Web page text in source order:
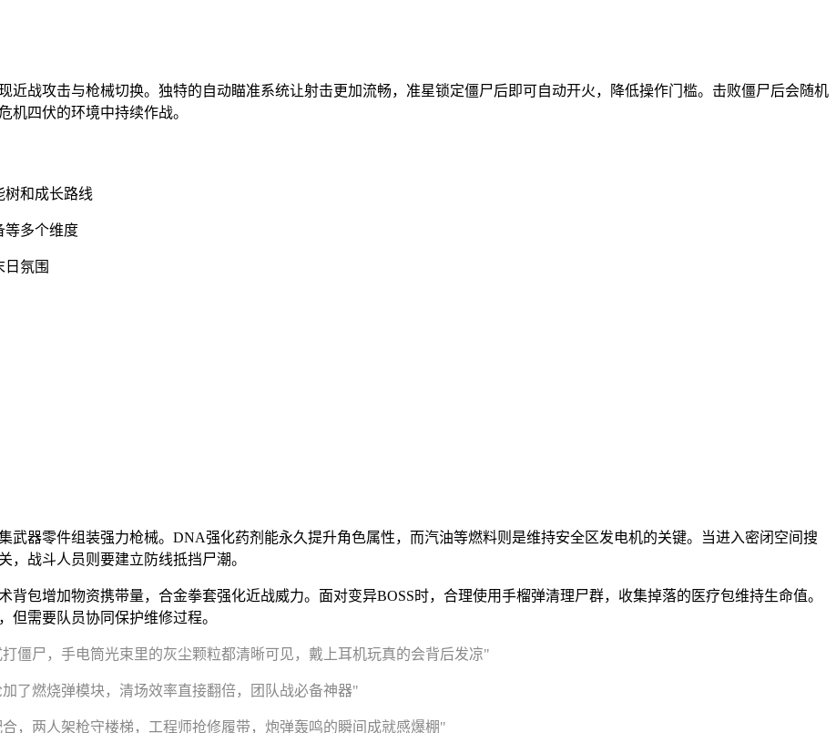
近战攻击与枪械切换。独特的自动瞄准系统让射击更加流畅，准星锁定僵尸后即可自动开火，降低操作门槛。击败僵尸后会随机
机四伏的环境中持续作战。
树和成长路线
等多个维度
氛围
武器零件组装强力枪械。DNA强化药剂能永久提升角色属性，而汽油等燃料则是维持安全区发电机的关键。当进入密闭空间搜
战斗人员则要建立防线抵挡尸潮。
包增加物资携带量，合金拳套强化近战威力。面对变异BOSS时，合理使用手榴弹清理尸群，收集掉落的医疗包维持生命值。
但需要队员协同保护维修过程。
僵尸，手电筒光束里的灰尘颗粒都清晰可见，戴上耳机玩真的会背后发凉"
了燃烧弹模块，清场效率直接翻倍，团队战必备神器"
，两人架枪守楼梯，工程师抢修履带，炮弹轰鸣的瞬间成就感爆棚"